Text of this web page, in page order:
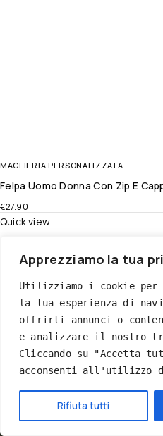
Apprezziamo la tua
Utilizziamo i cookie per
la tua esperienza di
offrirti annunci o
e analizzare il nostro
Cliccando su "Accetta
acconsenti all'utilizzo
Rifiuta tutti
MAGLIERIA PERSONALIZZATA
Felpa Uomo Donna Con Zip E
€27.90
Quick view
Quick view
Hai